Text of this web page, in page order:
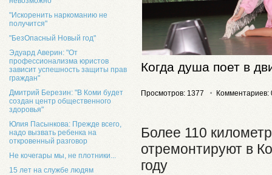
"Искоренить наркоманию не
получится"
"БезОпасный Новый год"
Эдуард Аверин: "От
профессионализма юристов
зависит успешность защиты прав
граждан"
Дмитрий Березин: "В Коми будет
создан центр общественного
здоровья"
Юлия Пасынкова: Прежде всего,
надо вызвать ребенка на
откровенный разговор
Не кочегары мы, не плотники...
15 лет на службе людям
Когда душа поет в
Просмотров: 1377 Комментариев:
Более 110
отремонтируют в
году